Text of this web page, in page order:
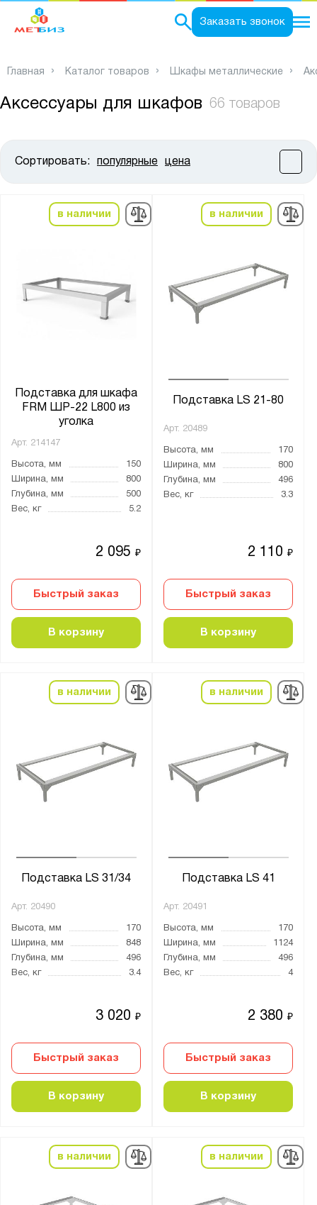
Заказать звонок
Главная Каталог товаров Шкафы металлические
Аксессуары для шкафов 66 товаров
Сортировать: популярные цена
в наличии
Подставка для шкафа
FRM ШР-22 L800 из
уголка
Арт. 214147
Высота, мм
150
Ширина, мм
800
Глубина, мм
500
Вес, кг
5.2
2 095₽
Быстрый заказ
В корзину
в наличии
Подставка LS 21-80
Арт. 20489
Высота, мм
170
Ширина, мм
800
Глубина, мм
496
Вес, кг
3.3
2 110₽
Быстрый заказ
В корзину
в наличии
Подставка LS 31/34
Арт. 20490
Высота, мм
170
Ширина, мм
848
Глубина, мм
496
Вес, кг
3.4
3 020₽
Быстрый заказ
В корзину
в наличии
Подставка LS 41
Арт. 20491
Высота, мм
170
Ширина, мм
1124
Глубина, мм
496
Вес, кг
4
2 380₽
Быстрый заказ
В корзину
в наличии в наличии
Ширина, мм:
от до
Тип дверцы:
Распашная
Тип покрытия поверхности:
полимерно-порошковое
порошковое
Агатовый серый (RAL 7038)
Светло-серый (RAL 7035)
Чёрный
Тип замка:
Страна производства:
ПАКС-Металл
Бренд: